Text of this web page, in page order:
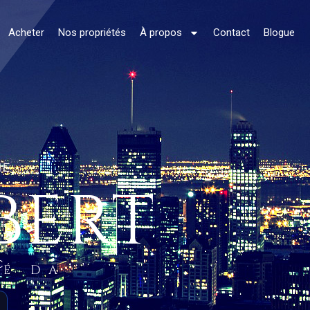
Acheter Nos propriétés À propos Contact Blogue
DA